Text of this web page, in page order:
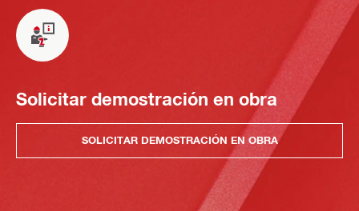
Solicitar demostración en obra
SOLICITAR DEMOSTRACIÓN EN OBRA